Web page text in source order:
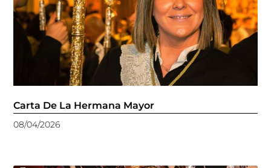
Carta De La Hermana Mayor
08/04/2026